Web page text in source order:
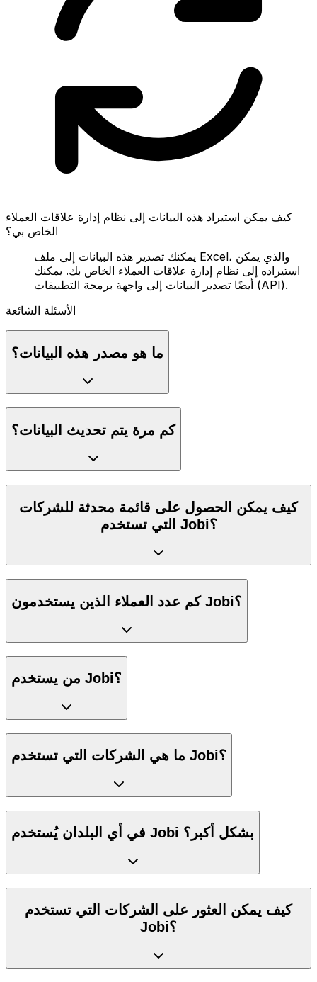
كيف يمكن استيراد هذه البيانات إلى نظام إدارة علاقات العملاء
الخاص بي؟
يمكنك تصدير هذه البيانات إلى ملف Excel، والذي يمكن
استيراده إلى نظام إدارة علاقات العملاء الخاص بك. يمكنك
أيضًا تصدير البيانات إلى واجهة برمجة التطبيقات (API).
الأسئلة الشائعة
ما هو مصدر هذه البيانات؟
كم مرة يتم تحديث البيانات؟
كيف يمكن الحصول على قائمة محدثة للشركات
التي تستخدم Jobi؟
كم عدد العملاء الذين يستخدمون Jobi؟
من يستخدم Jobi؟
ما هي الشركات التي تستخدم Jobi؟
في أي البلدان يُستخدم Jobi بشكل أكبر؟
كيف يمكن العثور على الشركات التي تستخدم
Jobi؟